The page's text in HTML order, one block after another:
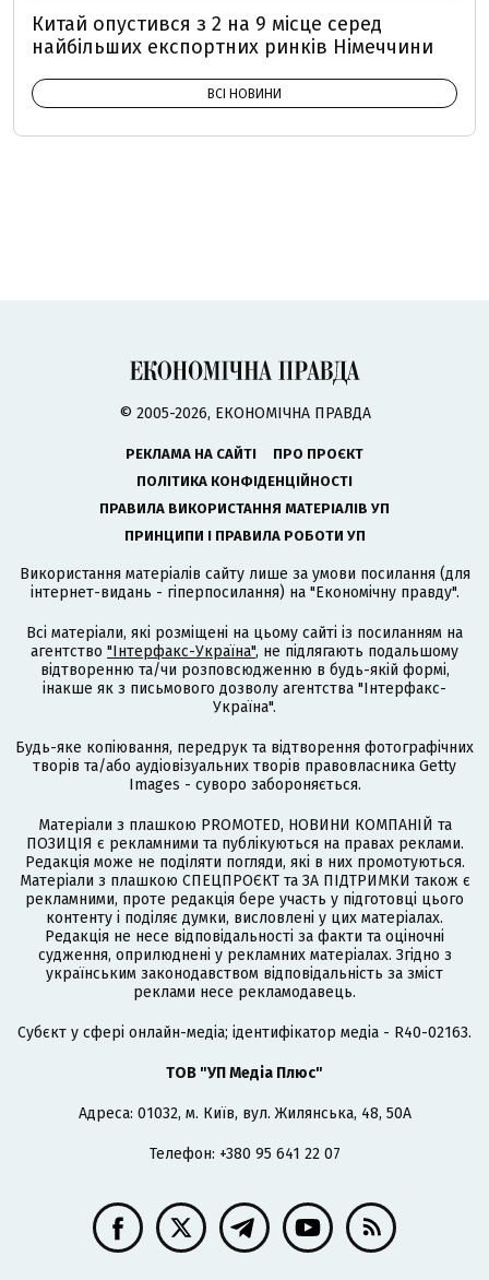
Китай опустився з 2 на 9 місце серед
найбільших експортних ринків Німеччини
ВСІ НОВИНИ
© 2005-2026, ЕКОНОМІЧНА ПРАВДА
РЕКЛАМА НА САЙТІ
ПРО ПРОЄКТ
ПОЛІТИКА КОНФІДЕНЦІЙНОСТІ
ПРАВИЛА ВИКОРИСТАННЯ МАТЕРІАЛІВ УП
ПРИНЦИПИ І ПРАВИЛА РОБОТИ УП
Використання матеріалів сайту лише за умови посилання (для
інтернет-видань - гіперпосилання) на "Економічну правду".
Всі матеріали, які розміщені на цьому сайті із посиланням на
агентство "Інтерфакс-Україна", не підлягають подальшому
відтворенню та/чи розповсюдженню в будь-якій формі,
інакше як з письмового дозволу агентства "Інтерфакс-
Україна".
Будь-яке копіювання, передрук та відтворення фотографічних
творів та/або аудіовізуальних творів правовласника Getty
Images - суворо забороняється.
Матеріали з плашкою PROMOTED, НОВИНИ КОМПАНІЙ та
ПОЗИЦІЯ є рекламними та публікуються на правах реклами.
Редакція може не поділяти погляди, які в них промотуються.
Матеріали з плашкою СПЕЦПРОЄКТ та ЗА ПІДТРИМКИ також є
рекламними, проте редакція бере участь у підготовці цього
контенту і поділяє думки, висловлені у цих матеріалах.
Редакція не несе відповідальності за факти та оціночні
судження, оприлюднені у рекламних матеріалах. Згідно з
українським законодавством відповідальність за зміст
реклами несе рекламодавець.
Cубєкт у сфері онлайн-медіа; ідентифікатор медіа - R40-02163.
ТОВ "УП Медіа Плюс"
Адреса: 01032, м. Київ, вул. Жилянська, 48, 50А
Телефон: +380 95 641 22 07